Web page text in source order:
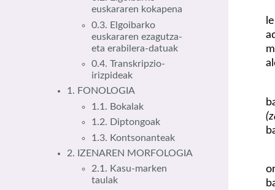
euskararen kokapena
0.3. Elgoibarko
euskararen ezagutza-
eta erabilera-datuak
0.4. Transkripzio-
irizpideak
1. FONOLOGIA
1.1. Bokalak
1.2. Diptongoak
1.3. Kontsonanteak
2. IZENAREN MORFOLOGIA
2.1. Kasu-marken
taulak